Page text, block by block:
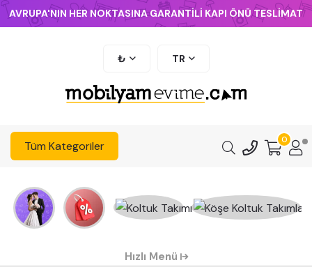
AVRUPA'NIN HER NOKTASINA GARANTİLİ KAPI ÖNÜ TESLİMAT
₺ TR
Tüm Kategoriler 0
Hızlı Menü